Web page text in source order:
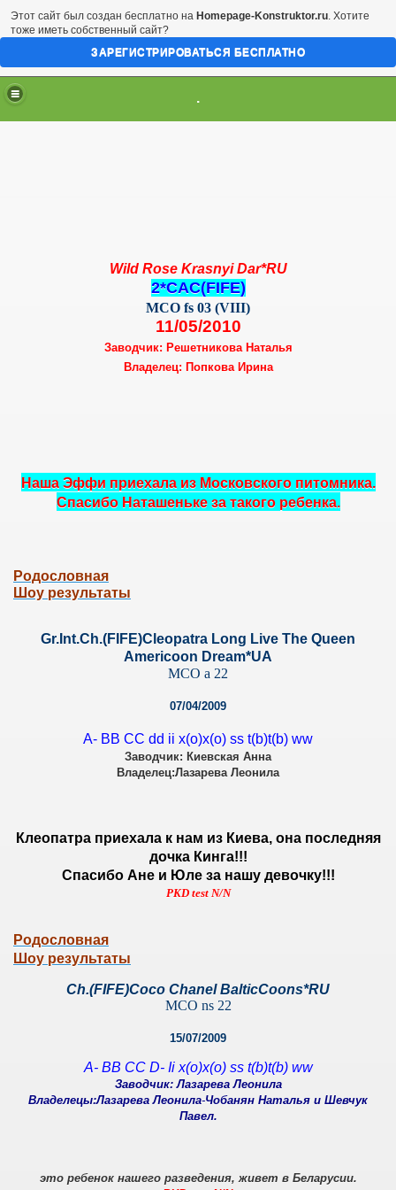
.
Wild Rose Krasnyi Dar*RU
2*CAC(FIFE)
MCO fs 03 (VIII)
11/05/2010
Заводчик: Решетникова Наталья
Владелец: Попкова Ирина
Наша Эффи приехала из Московского питомника.
Спасибо Наташеньке за такого ребенка.
Родословная
Шоу результаты
Gr.Int.Ch.(FIFE)Cleopatra Long Live The Queen
Americoon Dream*UA
MCO a 22
07/04/2009
A- BB CC dd ii x(o)x(o) ss t(b)t(b) ww
Заводчик: Киевская Анна
Владелец:Лазарева Леонила
Клеопатра приехала к нам из Киева, она последняя
дочка Кинга!!!
Спасибо Ане и Юле за нашу девочку!!!
PKD test N/N
Родословная
Шоу результаты
Ch.(FIFE)Coco Chanel BalticCoons*RU
MCO ns 22
15/07/2009
A- BB CC D- Ii x(o)x(o) ss t(b)t(b) ww
Заводчик: Лазарева Леонила
Владелецы:Лазарева Леонила-Чобанян Наталья и Шевчук
Павел.
это ребенок нашего разведения, живет в Беларусии.
Этот сайт был создан бесплатно на Homepage-Konstruktor.ru. Хотите
тоже иметь собственный сайт?
ЗАРЕГИСТРИРОВАТЬСЯ БЕСПЛАТНО